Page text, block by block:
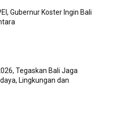
Gubernur Koster Ingin Bali
Tegaskan Bali Jaga
Lingkungan dan